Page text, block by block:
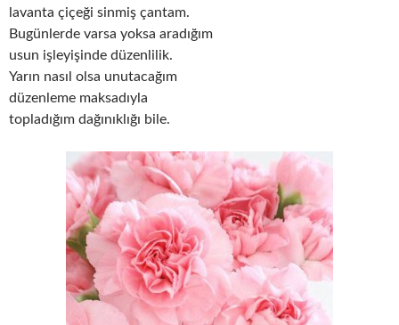
lavanta çiçeği sinmiş çantam.
Bugünlerde varsa yoksa aradığım
usun işleyişinde düzenlilik.
Yarın nasıl olsa unutacağım
düzenleme maksadıyla
topladığım dağınıklığı bile.